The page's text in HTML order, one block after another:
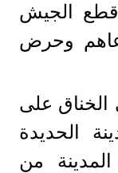
قطع الجيش
عاهم وحرض
على
الحديدة
من